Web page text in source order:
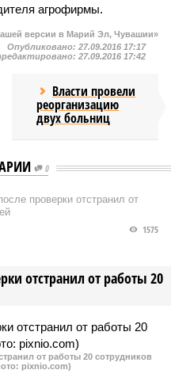
агрофирмы.
версии в Марий Эл, Чувашии»
Опубликовано: 27.09.2016 17:17
27.09.2016 17:42
Власти провели
реорганизацию
двух больниц
0
проверки отстранил от
отстранил от работы 20
1575
от работы 20 сотрудников
pixnio.com)